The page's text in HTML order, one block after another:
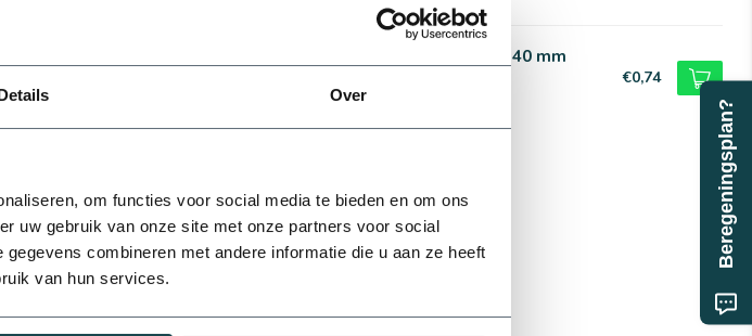
Over
om functies voor social media te bieden en om ons
uw gebruik van onze site met onze partners voor social
combineren met andere informatie die u aan ze heeft
van hun services.
Plasson PVC verloopring | 16 t/m 40 mm
€0,74
Beregeningsplan?